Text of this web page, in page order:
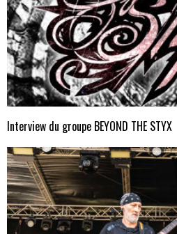
Interview du groupe BEYOND THE STYX